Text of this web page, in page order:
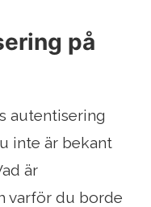
på
autentisering
inte är bekant
är
varför du borde